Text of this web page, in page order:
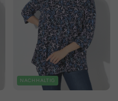
NACHHALTIG